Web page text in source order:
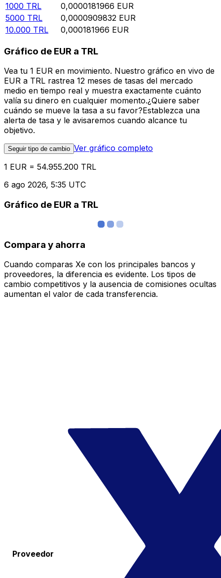
1000 TRL 0,0000181966 EUR
5000 TRL 0,0000909832 EUR
10.000 TRL 0,000181966 EUR
Gráfico de EUR a TRL
Vea tu 1 EUR en movimiento. Nuestro gráfico en vivo de
EUR a TRL rastrea 12 meses de tasas del mercado
medio en tiempo real y muestra exactamente cuánto
valía su dinero en cualquier momento.¿Quiere saber
cuándo se mueve la tasa a su favor?Establezca una
alerta de tasa y le avisaremos cuando alcance tu
objetivo.
Seguir tipo de cambio Ver gráfico completo
1 EUR = 54.955.200 TRL
6 ago 2026, 5:35 UTC
Gráfico de EUR a TRL
Compara y ahorra
Cuando comparas Xe con los principales bancos y
proveedores, la diferencia es evidente. Los tipos de
cambio competitivos y la ausencia de comisiones ocultas
aumentan el valor de cada transferencia.
Proveedor